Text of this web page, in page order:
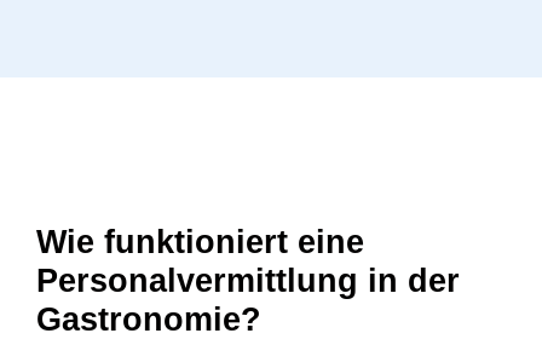
Wie funktioniert eine
Personalvermittlung in der
Gastronomie?